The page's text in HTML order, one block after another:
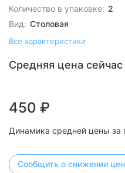
Количество в упаковке: 2
Вид: Столовая
Все характеристики
Средняя цена сейчас
450 ₽
Динамика средней цены за
Сообщить о снижении